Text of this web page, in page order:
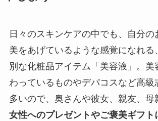
日々のスキンケアの中でも、自分の
美をあげているような感覚になれる
別な化粧品アイテム「美容液」。美
わっているものやデパコスなど高級
多いので、奥さんや彼女、親友、母
女性へのプレゼントやご褒美ギフト